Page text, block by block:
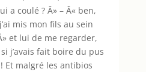
a coulé ? Â» – Â« ben,
mis mon fils au sein
et lui de me regarder,
j’avais fait boire du pus
Et malgré les antibios